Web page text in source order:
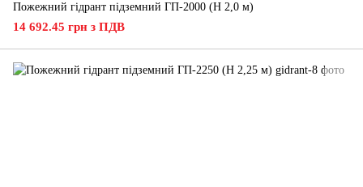
Пожежний гідрант підземний ГП-2000 (H 2,0 м)
14 692.45 грн з ПДВ